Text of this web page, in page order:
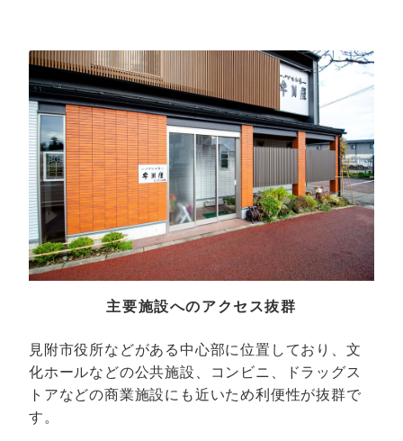
主要施設へのアクセス抜群
見附市役所などがある中心部に位置しており、文
化ホールなどの公共施設、コンビニ、ドラッグス
トアなどの商業施設にも近いため利便性が抜群で
す。